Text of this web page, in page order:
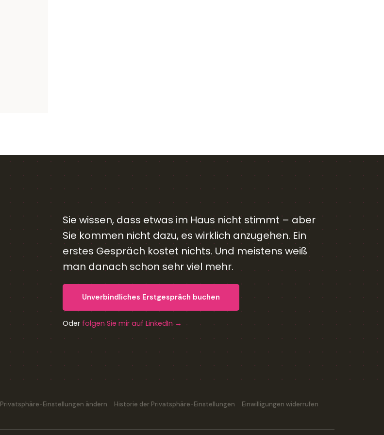
Sie wissen, dass etwas im Haus nicht stimmt – aber
Sie kommen nicht dazu, es wirklich anzugehen. Ein
erstes Gespräch kostet nichts. Und meistens weiß
man danach schon sehr viel mehr.
Unverbindliches Erstgespräch buchen
Oder folgen Sie mir auf LinkedIn →
Privatsphäre-Einstellungen ändern Historie der Privatsphäre-Einstellungen Einwilligungen widerrufen